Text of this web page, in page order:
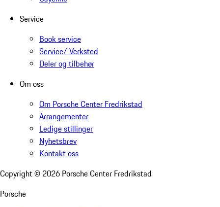
Service
Book service
Service/ Verksted
Deler og tilbehør
Om oss
Om Porsche Center Fredrikstad
Arrangementer
Ledige stillinger
Nyhetsbrev
Kontakt oss
Copyright © 2026 Porsche Center Fredrikstad
Porsche